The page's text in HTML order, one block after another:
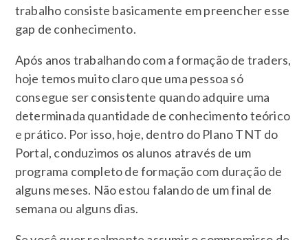
trabalho consiste basicamente em preencher esse
gap de conhecimento.
Após anos trabalhando com a formação de traders,
hoje temos muito claro que uma pessoa só
consegue ser consistente quando adquire uma
determinada quantidade de conhecimento teórico
e prático. Por isso, hoje, dentro do Plano TNT do
Portal, conduzimos os alunos através de um
programa completo de formação com duração de
alguns meses. Não estou falando de um final de
semana ou alguns dias.